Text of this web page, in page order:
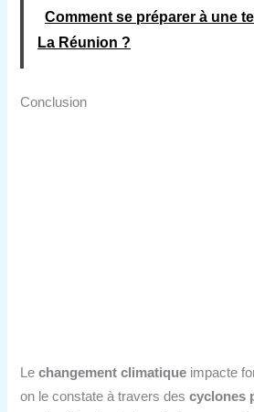
Comment se préparer à une
La Réunion ?
Conclusion
Lechangement climatique impacte
on le constate à travers descyclones